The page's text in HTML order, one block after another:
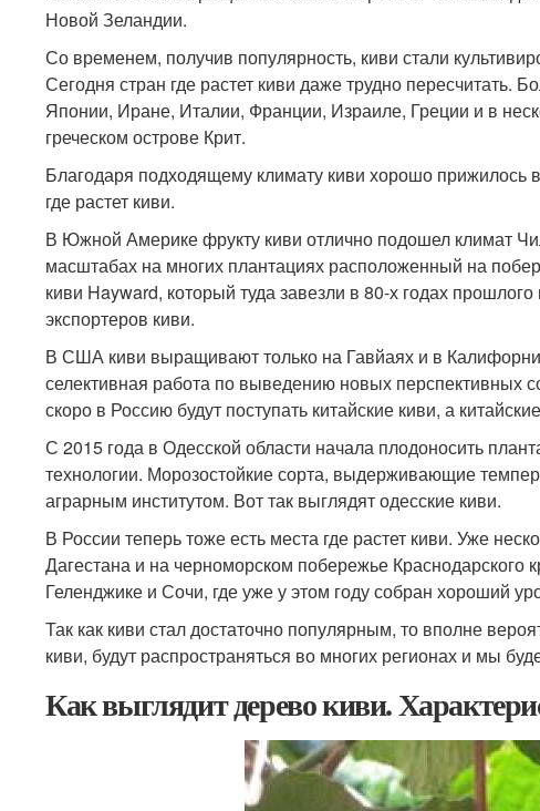
Новой Зеландии.
Со временем, получив популярность, киви стали
Сегодня стран где растет киви даже трудно
Японии, Иране, Италии, Франции, Израиле, Греции и в
греческом острове Крит.
Благодаря подходящему климату киви хорошо прижилось
где растет киви.
В Южной Америке фрукту киви отлично подошел климат
масштабах на многих плантациях расположенный на
киви Hayward, который туда завезли в 80-х годах
экспортеров киви.
В США киви выращивают только на Гавйаях и в
селективная работа по выведению новых перспективных
скоро в Россию будут поступать китайские киви, а
С 2015 года в Одесской области начала плодоносить
технологии. Морозостойкие сорта, выдерживающие
аграрным институтом. Вот так выглядят одесские киви.
В России теперь тоже есть места где растет киви. Уже
Дагестана и на черноморском побережье
Геленджике и Сочи, где уже у этом году собран хороший
Так как киви стал достаточно популярным, то вполне
киви, будут распространяться во многих регионах и мы
Как выглядит дерево киви.